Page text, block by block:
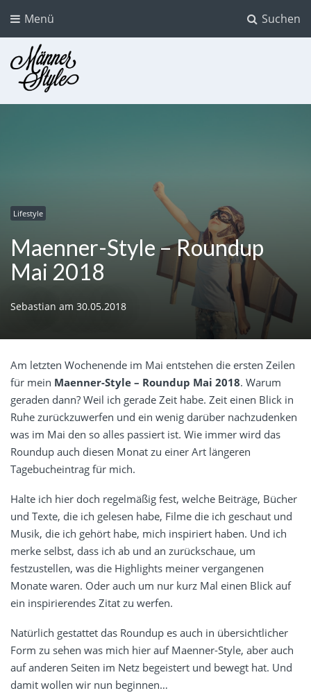
Suchen
Menü
Männer Style
Lifestyle
Maenner-Style – Roundup
Mai 2018
Sebastian am 30.05.2018
Am letzten Wochenende im Mai entstehen die ersten Zeilen
für mein Maenner-Style – Roundup Mai 2018. Warum
geraden dann? Weil ich gerade Zeit habe. Zeit einen Blick in
Ruhe zurückzuwerfen und ein wenig darüber nachzudenken
was im Mai den so alles passiert ist. Wie immer wird das
Roundup auch diesen Monat zu einer Art längeren
Tagebucheintrag für mich.
Halte ich hier doch regelmäßig fest, welche Beiträge, Bücher
und Texte, die ich gelesen habe, Filme die ich geschaut und
Musik, die ich gehört habe, mich inspiriert haben. Und ich
merke selbst, dass ich ab und an zurückschaue, um
festzustellen, was die Highlights meiner vergangenen
Monate waren. Oder auch um nur kurz Mal einen Blick auf
ein inspirierendes Zitat zu werfen.
Natürlich gestattet das Roundup es auch in übersichtlicher
Form zu sehen was mich hier auf Maenner-Style, aber auch
auf anderen Seiten im Netz begeistert und bewegt hat. Und
damit wollen wir nun beginnen…